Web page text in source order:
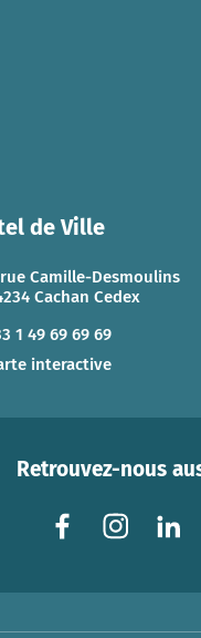
de Ville
Camille-Desmoulins
Cachan Cedex
1 49 69 69 69
interactive
Retrouvez-nous